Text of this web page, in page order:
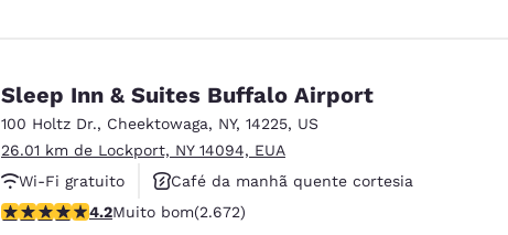
Sleep Inn & Suites Buffalo Airport
100 Holtz Dr., Cheektowaga, NY, 14225, US
26.01 km de Lockport, NY 14094, EUA
Wi-Fi gratuito
Café da manhã quente cortesia
Não fumante
classificação 4.19 estrelas. Muito bom. 2672 avaliações
4.2Muito bom(2.672)